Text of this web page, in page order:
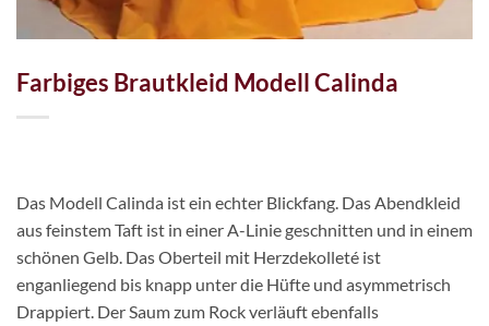
Farbiges Brautkleid Modell Calinda
Das Modell Calinda ist ein echter Blickfang. Das Abendkleid
aus feinstem Taft ist in einer A-Linie geschnitten und in einem
schönen Gelb. Das Oberteil mit Herzdekolleté ist
enganliegend bis knapp unter die Hüfte und asymmetrisch
Drappiert. Der Saum zum Rock verläuft ebenfalls